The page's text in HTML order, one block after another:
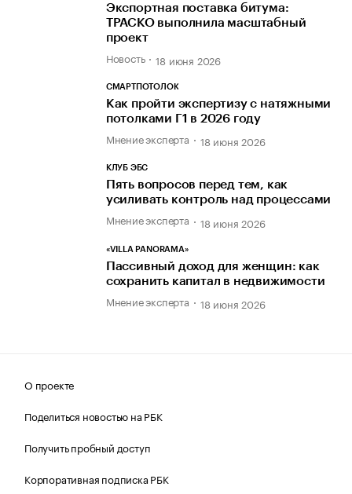
Экспортная поставка битума:
ТРАСКО выполнила масштабный
проект
Новость 18 июня 2026
СМАРТПОТОЛОК
Как пройти экспертизу с натяжными
потолками Г1 в 2026 году
Мнение эксперта 18 июня 2026
КЛУБ ЭБС
Пять вопросов перед тем, как
усиливать контроль над процессами
Мнение эксперта 18 июня 2026
«VILLA PANORAMA»
Пассивный доход для женщин: как
сохранить капитал в недвижимости
Мнение эксперта 18 июня 2026
О проекте
Поделиться новостью на РБК
Получить пробный доступ
Корпоративная подписка РБК